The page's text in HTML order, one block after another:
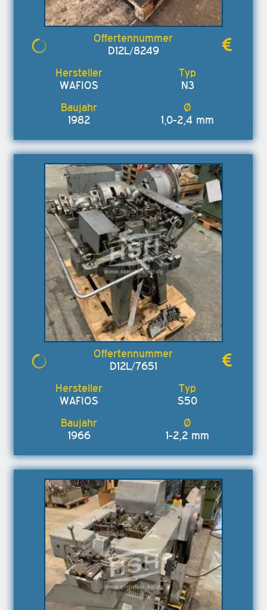
D12L/8249
WAFIOS N3
1982 1,0-2,4 mm
D12L/7651
WAFIOS S50
1966 1-2,2 mm